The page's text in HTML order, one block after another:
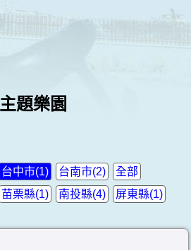
主題樂園
全部
台中市(1)
台南市(2)
苗栗縣(1) 南投縣(4)
屏東縣(1)